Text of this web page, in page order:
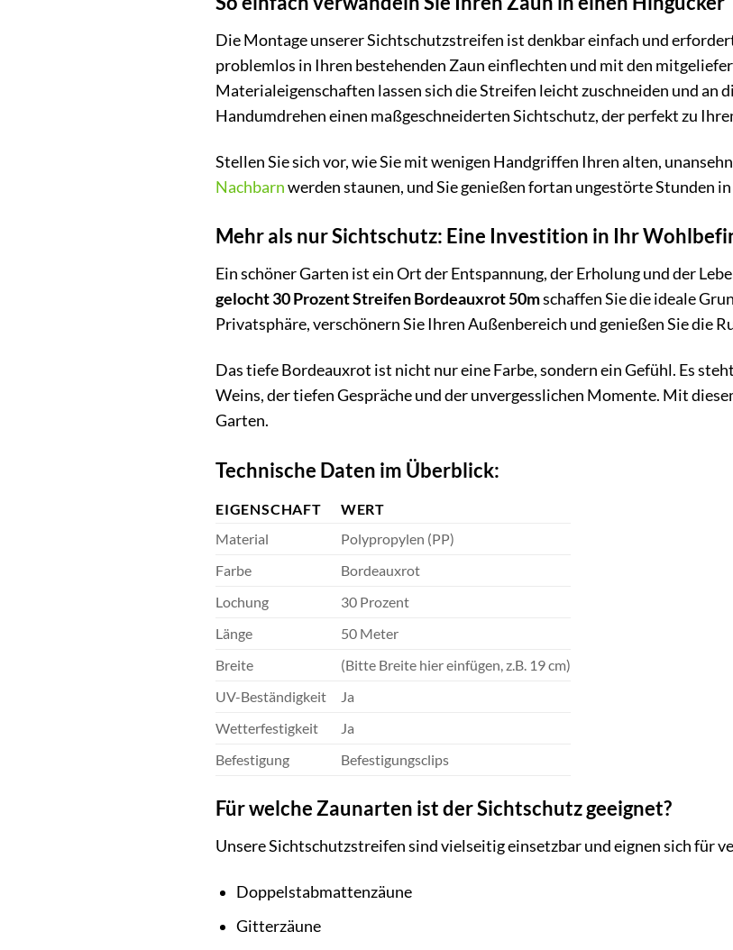
Die Montage unserer Sichtschutzstreifen ist denkbar einfach und
problemlos in Ihren bestehenden Zaun einflechten und mit den
Materialeigenschaften lassen sich die Streifen leicht zuschneiden und an
Handumdrehen einen maßgeschneiderten Sichtschutz, der perfekt zu
Stellen Sie sich vor, wie Sie mit wenigen Handgriffen Ihren alten,
Nachbarnwerden staunen, und Sie genießen fortan ungestörte Stunden
Mehr als nur Sichtschutz: Eine Investition in Ihr
Ein schöner Garten ist ein Ort der Entspannung, der Erholung und der
gelocht 30 Prozent Streifen Bordeauxrot 50mschaffen Sie die ideale
Privatsphäre, verschönern Sie Ihren Außenbereich und genießen Sie die
Das tiefe Bordeauxrot ist nicht nur eine Farbe, sondern ein Gefühl. Es
Weins, der tiefen Gespräche und der unvergesslichen Momente. Mit
Garten.
Technische Daten im Überblick:
EIGENSCHAFT
WERT
Material
Polypropylen (PP)
Farbe
Bordeauxrot
Lochung
30 Prozent
Länge
50 Meter
Breite
(Bitte Breite hier einfügen, z.B. 19 cm)
UV-Beständigkeit
Ja
Wetterfestigkeit
Ja
Befestigung
Befestigungsclips
Für welche Zaunarten ist der Sichtschutz geeignet?
Unsere Sichtschutzstreifen sind vielseitig einsetzbar und eignen sich für
Doppelstabmattenzäune
Gitterzäune